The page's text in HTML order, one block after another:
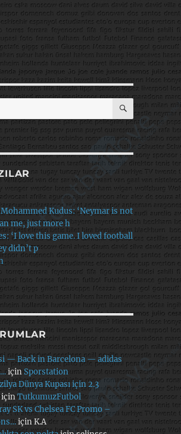
ARA
Mohammed Kudus: ‘Neymar is not
me, just more h
‘I love this game. I loved football
didn’t p
— Back in Barcelona — adidas
içinSporstation
Dünya Kupası için 2.3
içinTutkumuzFutbol
SK vs Chelsea FC Promo –
içinK.A